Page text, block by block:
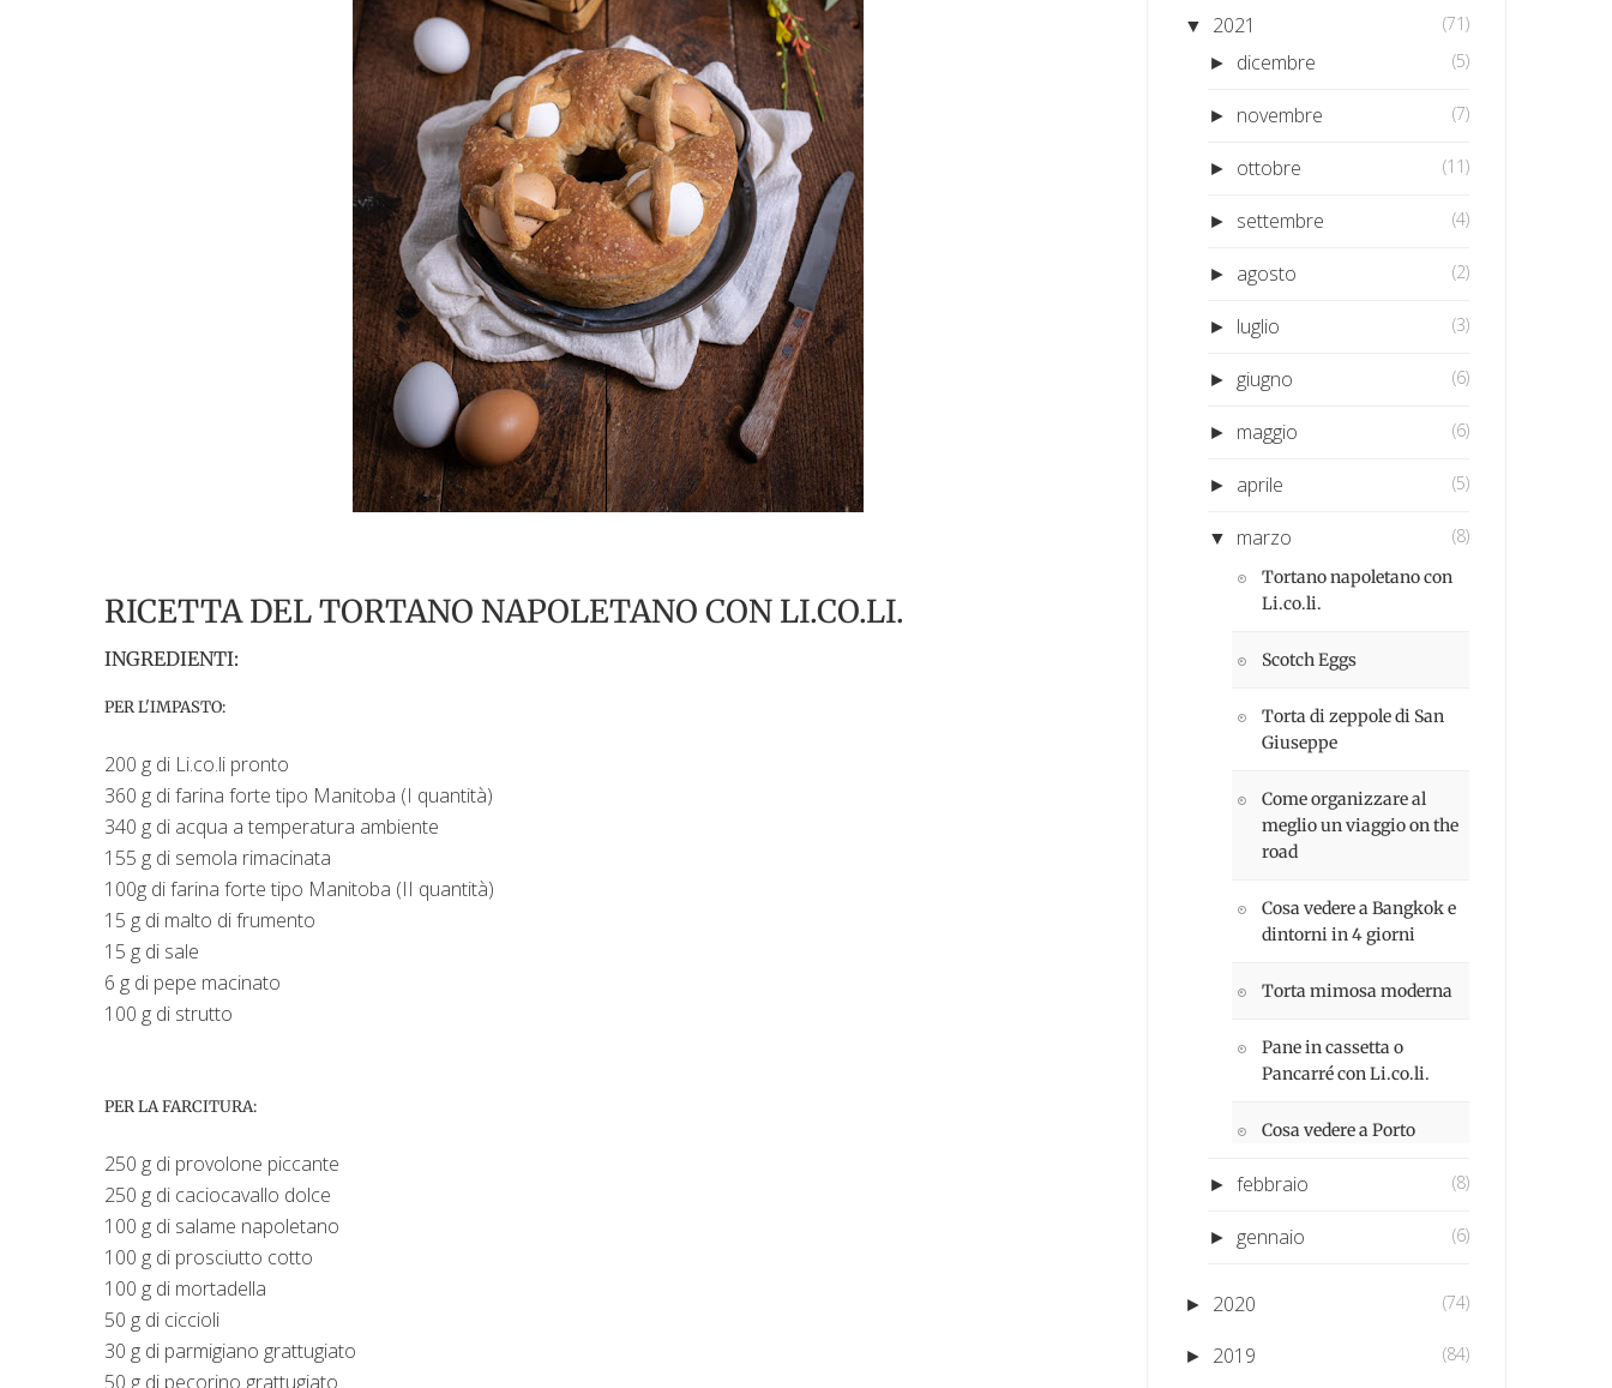
RICETTA DEL TORTANO NAPOLETANO CON LI.CO.LI.
INGREDIENTI:
PER L'IMPASTO:
200 g di Li.co.li pronto
360 g di farina forte tipo Manitoba (I quantità)
340 g di acqua a temperatura ambiente
155 g di semola rimacinata
100g di farina forte tipo Manitoba (II quantità)
15 g di malto di frumento
15 g di sale
6 g di pepe macinato
100 g di strutto
PER LA FARCITURA:
250 g di provolone piccante
250 g di caciocavallo dolce
100 g di salame napoletano
100 g di prosciutto cotto
100 g di mortadella
50 g di ciccioli
30 g di parmigiano grattugiato
50 g di pecorino grattugiato
▼ 2021 (71)
► dicembre (5)
► novembre (7)
► ottobre (11)
► settembre (4)
► agosto (2)
► luglio (3)
► giugno (6)
► maggio (6)
► aprile (5)
▼ marzo (8)
Tortano napoletano con
Li.co.li.
Scotch Eggs
Torta di zeppole di San
Giuseppe
Come organizzare al
meglio un viaggio on the
road
Cosa vedere a Bangkok e
dintorni in 4 giorni
Torta mimosa moderna
Pane in cassetta o
Pancarré con Li.co.li.
Cosa vedere a Porto
►febbraio (8)
► gennaio (6)
► 2020 (74)
► 2019 (84)